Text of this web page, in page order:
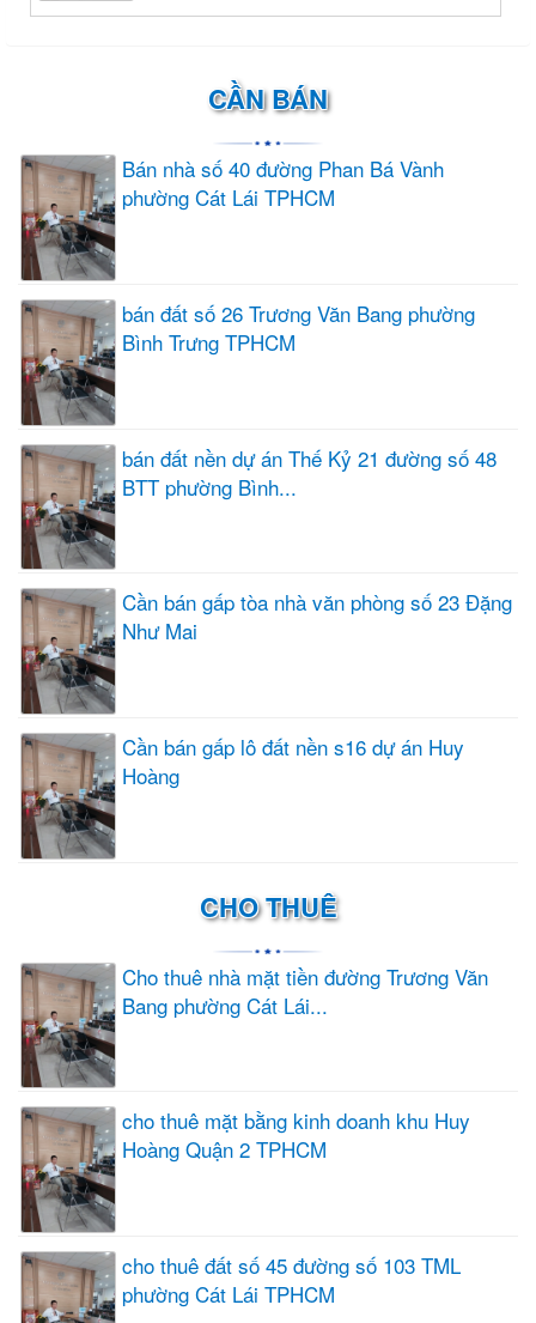
CẦN BÁN
Bán nhà số 40 đường Phan Bá Vành
phường Cát Lái TPHCM
bán đất số 26 Trương Văn Bang phường
Bình Trưng TPHCM
bán đất nền dự án Thế Kỷ 21 đường số 48
BTT phường Bình...
Cần bán gấp tòa nhà văn phòng số 23 Đặng
Như Mai
Cần bán gấp lô đất nền s16 dự án Huy
Hoàng
CHO THUÊ
Cho thuê nhà mặt tiền đường Trương Văn
Bang phường Cát Lái...
cho thuê mặt bằng kinh doanh khu Huy
Hoàng Quận 2 TPHCM
cho thuê đất số 45 đường số 103 TML
phường Cát Lái TPHCM